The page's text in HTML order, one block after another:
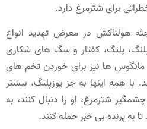
برای شترمرغ دارد.
هولناکش در معرض تهدید انواع
پلنگ، کفتار و سگ های شکاری
مانگوس ها نیز برای خوردن تخم های
با همه اینها به جز یوزپلنگ، بیشتر
شترمرغ، او را دنبال کنند، به
به پرنده بی خبر حمله کنند.